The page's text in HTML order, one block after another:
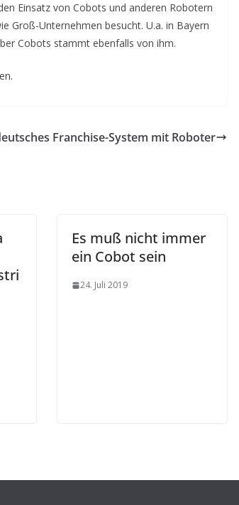
Einsatz von Cobots und anderen Robotern
Groß-Unternehmen besucht. U.a. in Bayern
Cobots stammt ebenfalls von ihm.
Franchise-System mit Roboter
Es muß nicht immer
ein Cobot sein
24. Juli 2019